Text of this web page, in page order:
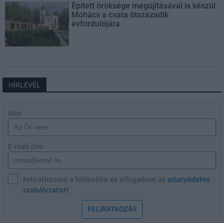
Épített öröksége megújításával is készül
Mohács a csata ötszázadik
évfordulójára
HÍRLEVÉL
Név
E-mail cím
Feliratkozom a hírlevélre és elfogadom az adatvédelmi
szabályzatot!
FELIRATKOZÁS